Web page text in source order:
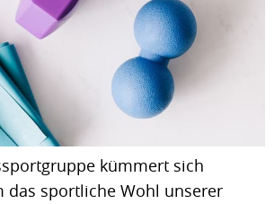
kümmert sich
das sportliche Wohl unserer